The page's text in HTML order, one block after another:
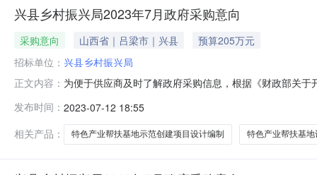
兴县乡村振兴局2023年7月政府采购意向
采购意向 山西省｜吕梁市｜兴县
预算205万元
招标单位： 兴县乡村振兴局
正文内容： 为便于供应商及时了解政府采购信息，根据《财政部关
进行2023年度兴县省级特色产业帮扶基地设计编制工作
件为准。兴县乡村
发布时间： 2023-07-12 18:55
相关产品：
特色产业帮扶基地示范创建项目设计编制 特色产业帮扶基地